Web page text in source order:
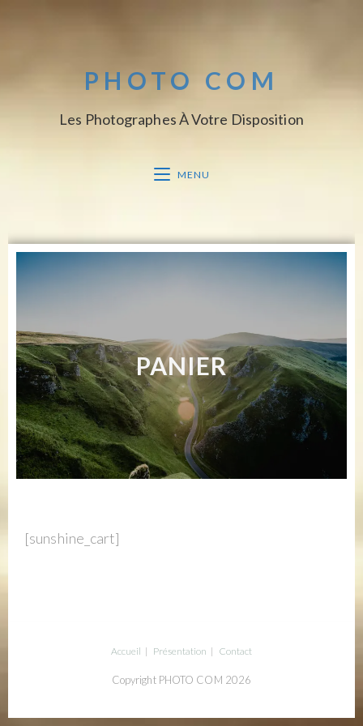
PHOTO COM
Les Photographes À Votre Disposition
MENU
PANIER
[sunshine_cart]
Accueil Présentation Contact
Copyright PHOTO COM 2026